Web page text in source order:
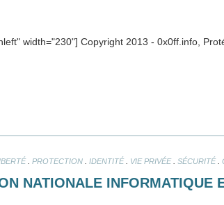
width="230"] Copyright 2013 - 0x0ff.info,
. PROTECTION IDENTITÉ. VIE PRIVÉE. SÉCURITÉ.
NATIONALE INFORMATIQUE